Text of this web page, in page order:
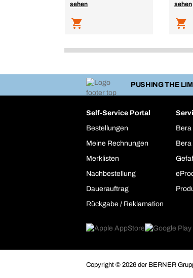
sehen
sehen
PUSHING THE
Self-Service Portal
Bestellungen
Meine Rechnungen
Merklisten
Nachbestellung
Dauerauftrag
Rückgabe / Reklamation
Bera
Bera
Copyright © 2026 der BERNER